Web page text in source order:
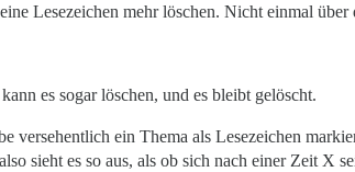
Lesezeichen mehr löschen. Nicht einmal
es sogar löschen, und es bleibt gelöscht.
versehentlich ein Thema als Lesezeichen
sieht es so aus, als ob sich nach einer Zeit X